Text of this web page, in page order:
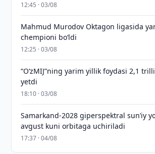
12:45 · 03/08
Mahmud Murodov Oktagon ligasida
chempioni bo‘ldi
12:25 · 03/08
“O‘zMIJ”ning yarim yillik foydasi 2,1
yetdi
18:10 · 03/08
Samarkand-2028 giperspektral sun’iy
avgust kuni orbitaga uchiriladi
17:37 · 04/08